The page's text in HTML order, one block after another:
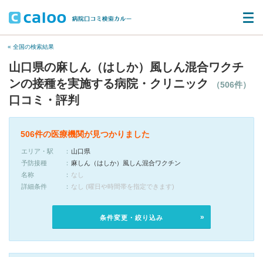
« 全国の検索結果
山口県の麻しん（はしか）風しん混合ワクチ
ンの接種を実施する病院・クリニック
（506件）
口コミ・評判
506件の医療機関が見つかりました
エリア・駅
山口県
予防接種
麻しん（はしか）風しん混合ワクチン
名称
なし
詳細条件
なし (曜日や時間帯を指定できます)
条件変更・絞り込み